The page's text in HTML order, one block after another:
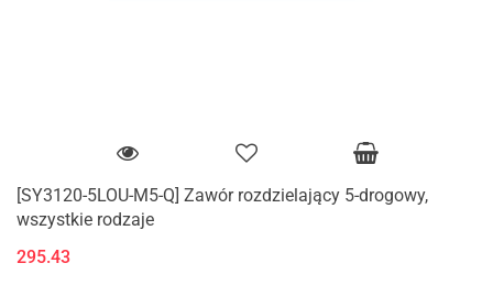
[SY3120-5LOU-M5-Q] Zawór rozdzielający 5-drogowy,
wszystkie rodzaje
295.43